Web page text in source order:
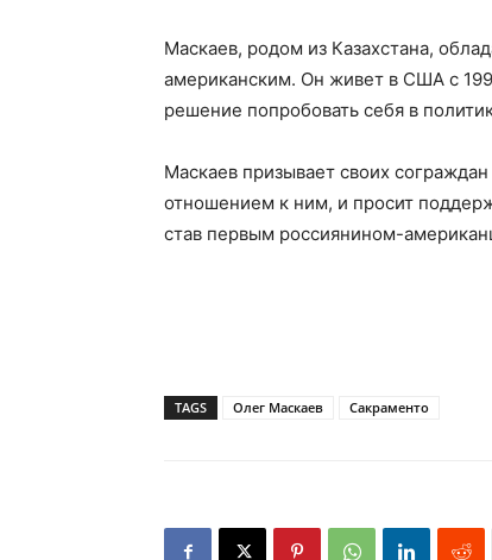
Маскаев, родом из Казахстана,
американским. Он живет в США с
решение попробовать себя в
Маскаев призывает своих
отношением к ним, и просит
став первым россиянином-
TAGS Олег Маскаев Сакраменто